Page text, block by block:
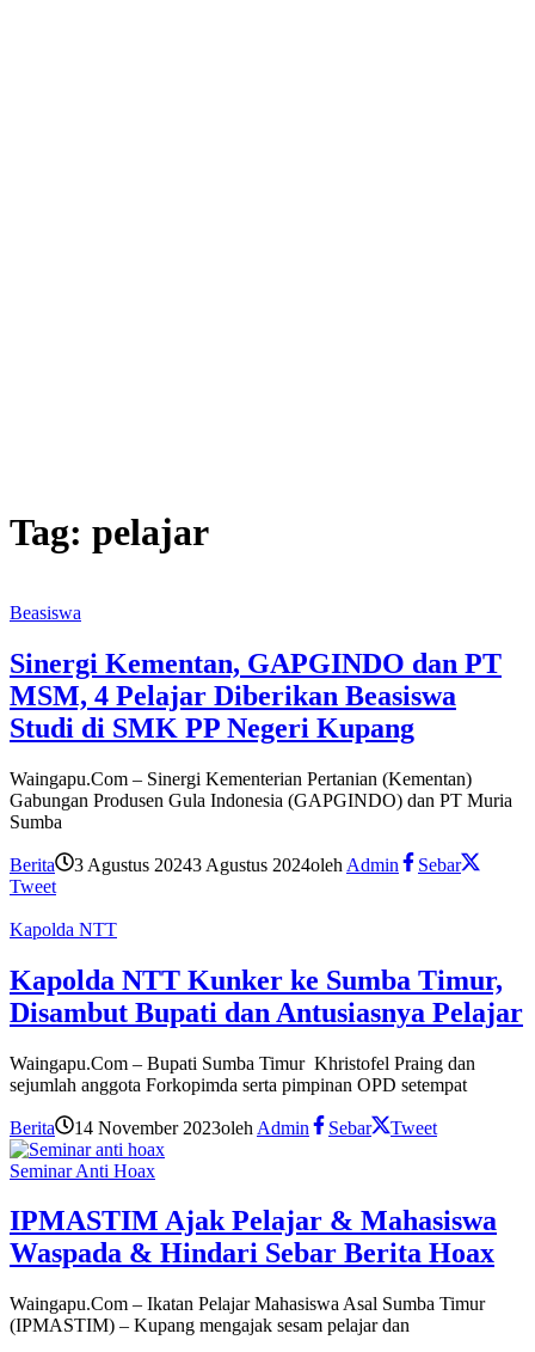
Tag: pelajar
Beasiswa
Sinergi Kementan, GAPGINDO dan PT
MSM, 4 Pelajar Diberikan Beasiswa
Studi di SMK PP Negeri Kupang
Waingapu.Com – Sinergi Kementerian Pertanian (Kementan)
Gabungan Produsen Gula Indonesia (GAPGINDO) dan PT Muria
Sumba
Berita 3 Agustus 20243 Agustus 2024oleh Admin
Sebar
Tweet
Kapolda NTT
Kapolda NTT Kunker ke Sumba Timur,
Disambut Bupati dan Antusiasnya Pelajar
Waingapu.Com – Bupati Sumba Timur Khristofel Praing dan
sejumlah anggota Forkopimda serta pimpinan OPD setempat
Berita 14 November 2023oleh Admin Sebar Tweet
Seminar Anti Hoax
IPMASTIM Ajak Pelajar & Mahasiswa
Waspada & Hindari Sebar Berita Hoax
Waingapu.Com – Ikatan Pelajar Mahasiswa Asal Sumba Timur
(IPMASTIM) – Kupang mengajak sesam pelajar dan